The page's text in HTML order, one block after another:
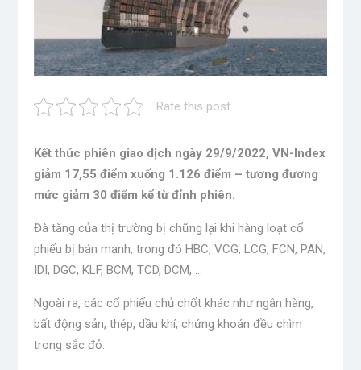
Rate this post
Kết thúc phiên giao dịch ngày 29/9/2022, VN-Index
giảm 17,55 điểm xuống 1.126 điểm – tương đương
mức giảm 30 điểm kể từ đỉnh phiên.
Đà tăng của thị trường bị chững lại khi hàng loạt cổ
phiếu bị bán mạnh, trong đó HBC, VCG, LCG, FCN, PAN,
IDI, DGC, KLF, BCM, TCD, DCM, …
Ngoài ra, các cổ phiếu chủ chốt khác như ngân hàng,
bất động sản, thép, dầu khí, chứng khoán đều chìm
trong sắc đỏ.